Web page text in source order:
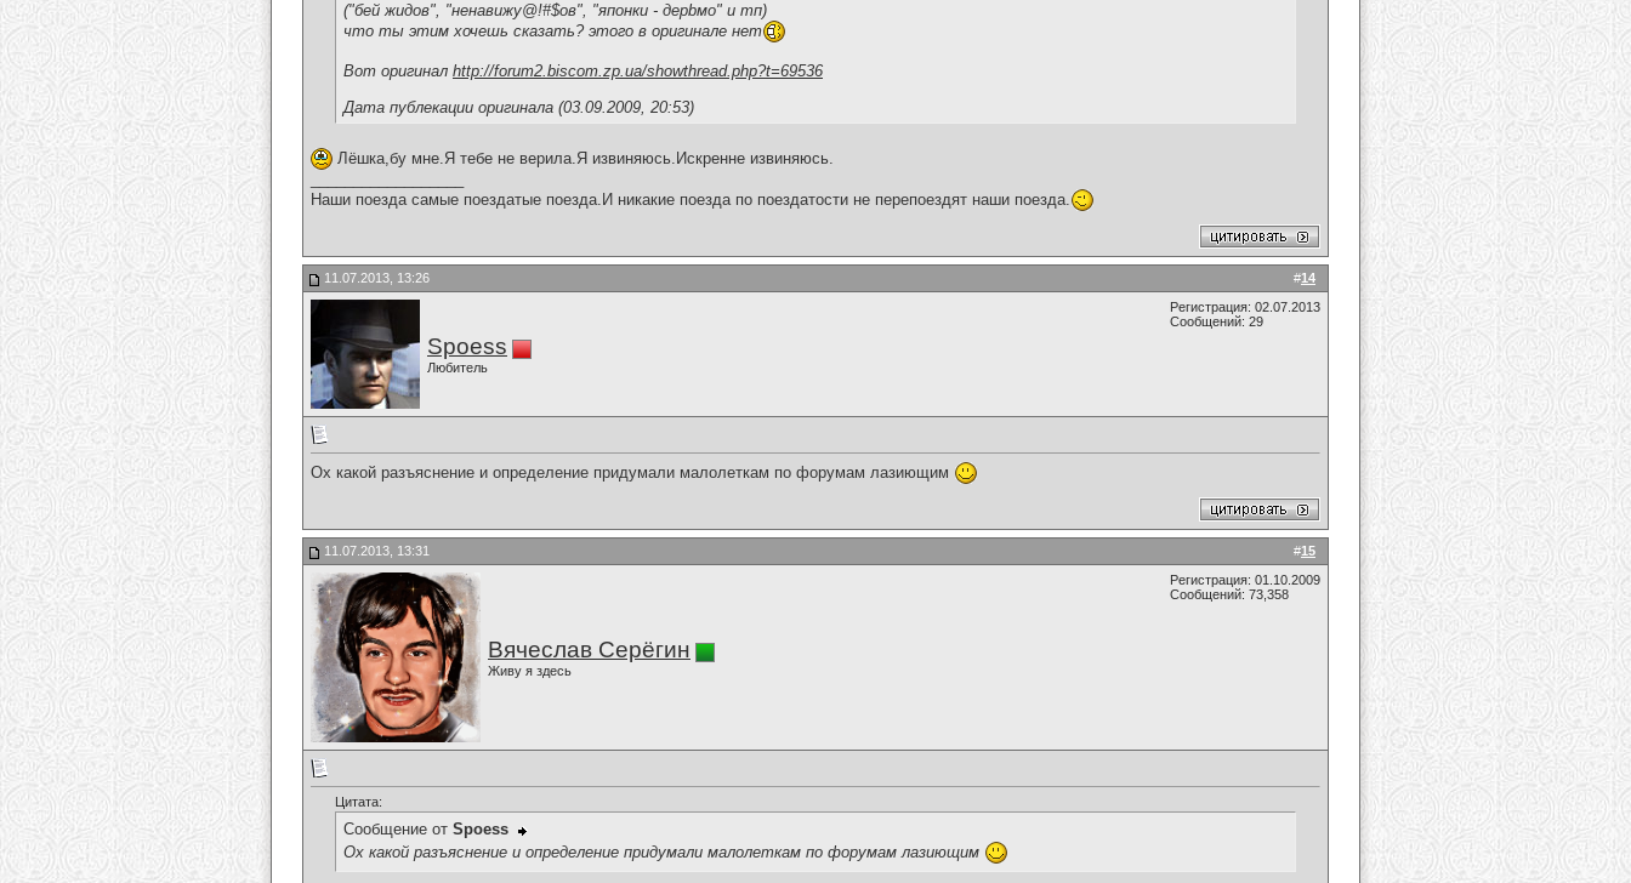
("бей жидов", "ненавижу@!#$ов", "японки - дерbмо" и тп)
что ты этим хочешь сказать? этого в оригинале нет
Вот оригинал http://forum2.biscom.zp.ua/showthread.php?t=69536
Дата публекации оригинала (03.09.2009, 20:53)
Лёшка,бу мне.Я тебе не верила.Я извиняюсь.Искренне извиняюсь.
Наши поезда самые поездатые поезда.И никакие поезда по поездатости не перепоездят наши поезда.
#14
11.07.2013, 13:26
Spoess
Любитель
Регистрация: 02.07.2013
Сообщений: 29
Ох какой разъяснение и определение придумали малолеткам по форумам лазиющим
#15
11.07.2013, 13:31
Вячеслав Серёгин
Живу я здесь
Регистрация: 01.10.2009
Сообщений: 73,358
Цитата:
Сообщение от Spoess
Ох какой разъяснение и определение придумали малолеткам по форумам лазиющим